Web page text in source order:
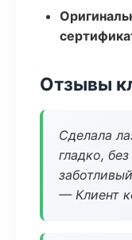
Отзывы
Сделала
гладко,
— Клиент